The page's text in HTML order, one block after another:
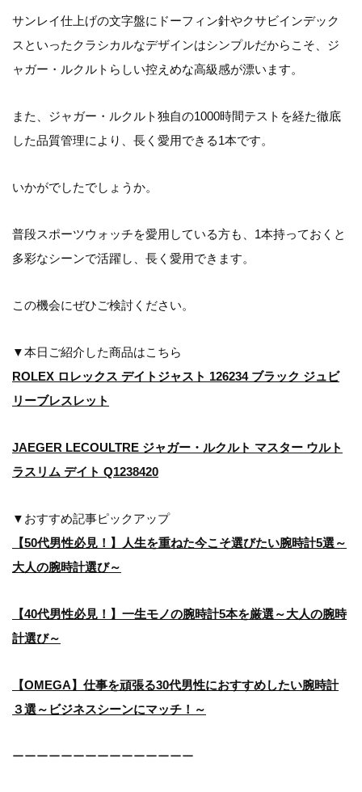
サンレイ仕上げの文字盤にドーフィン針やクサビインデック
スといったクラシカルなデザインはシンプルだからこそ、ジ
ャガー・ルクルトらしい控えめな高級感が漂います。
また、ジャガー・ルクルト独自の1000時間テストを経た徹底
した品質管理により、長く愛用できる1本です。
いかがでしたでしょうか。
普段スポーツウォッチを愛用している方も、1本持っておくと
多彩なシーンで活躍し、長く愛用できます。
この機会にぜひご検討ください。
▼本日ご紹介した商品はこちら
ROLEX ロレックス デイトジャスト 126234 ブラック ジュビ
リーブレスレット
JAEGER LECOULTRE ジャガー・ルクルト マスター ウルト
ラスリム デイト Q1238420
▼おすすめ記事ピックアップ
【50代男性必見！】人生を重ねた今こそ選びたい腕時計5選～
大人の腕時計選び～
【40代男性必見！】一生モノの腕時計5本を厳選～大人の腕時
計選び～
【OMEGA】仕事を頑張る30代男性におすすめしたい腕時計
３選～ビジネスシーンにマッチ！～
ーーーーーーーーーーーーーーー